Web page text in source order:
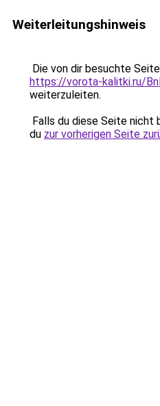
Weiterleitungshinweis
Die von dir besuchte
https://vorota-kalitki.ru/
weiterzuleiten.
Falls du diese Seite nicht
du zur vorherigen Seite